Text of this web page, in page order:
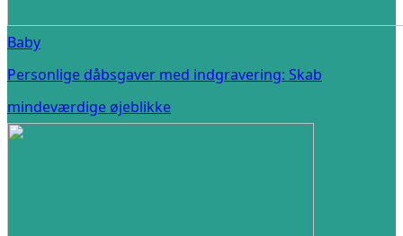
Baby
Personlige dåbsgaver med indgravering: Skab
mindeværdige øjeblikke